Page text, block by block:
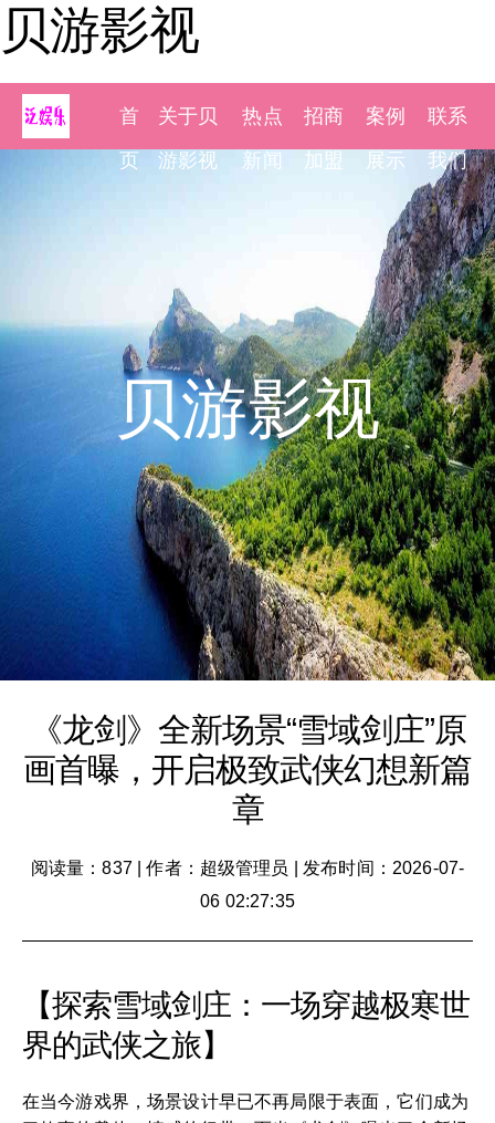
贝游影视
首
页
关于贝
游影视
热点
新闻
招商
加盟
案例
展示
联系
我们
贝游影视
《龙剑》全新场景“雪域剑庄”原
画首曝，开启极致武侠幻想新篇
章
阅读量：837|作者：超级管理员
发布时间：2026-07-
06 02:27:35
【探索雪域剑庄：一场穿越极寒世
界的武侠之旅】
在当今游戏界，场景设计早已不再局限于表面，它们成为